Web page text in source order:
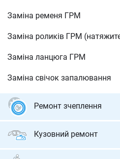
Заміна ременя ГРМ
Заміна роликів ГРМ
Заміна ланцюга ГРМ
Заміна свічок запалювання
Ремонт зчеплення
Діагностика зчеплення
Кузовний ремонт